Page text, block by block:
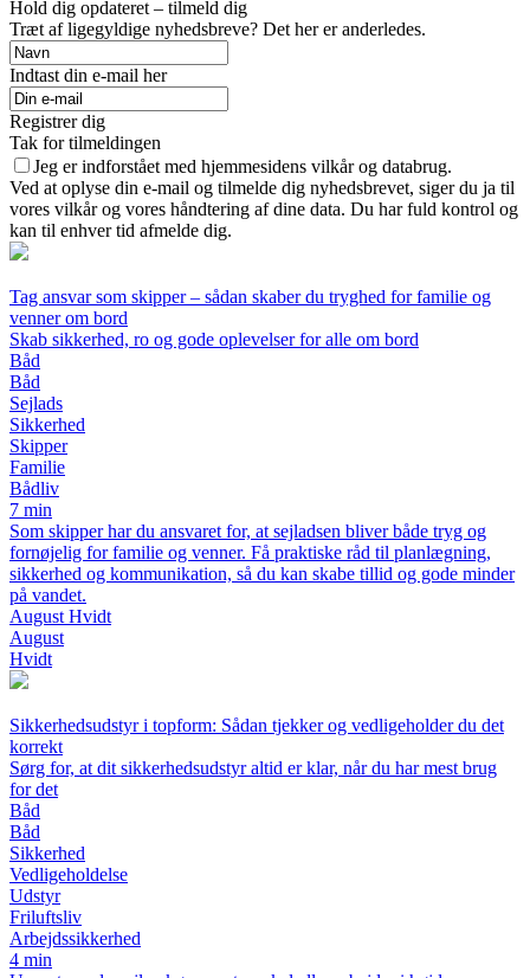
Hold dig opdateret – tilmeld dig
Træt af ligegyldige nyhedsbreve? Det her er anderledes.
Indtast din e-mail her
Registrer dig
Tak for tilmeldingen
Jeg er indforstået med hjemmesidens vilkår og databrug.
Ved at oplyse din e-mail og tilmelde dig nyhedsbrevet, siger du ja til
vores vilkår og vores håndtering af dine data. Du har fuld kontrol og
kan til enhver tid afmelde dig.
Tag ansvar som skipper – sådan skaber du tryghed for familie og
venner om bord
Skab sikkerhed, ro og gode oplevelser for alle om bord
Båd
Båd
Sejlads
Sikkerhed
Skipper
Familie
Bådliv
7 min
Som skipper har du ansvaret for, at sejladsen bliver både tryg og
fornøjelig for familie og venner. Få praktiske råd til planlægning,
sikkerhed og kommunikation, så du kan skabe tillid og gode minder
på vandet.
August Hvidt
August
Hvidt
Sikkerhedsudstyr i topform: Sådan tjekker og vedligeholder du det
korrekt
Sørg for, at dit sikkerhedsudstyr altid er klar, når du har mest brug
for det
Båd
Båd
Sikkerhed
Vedligeholdelse
Udstyr
Friluftsliv
Arbejdssikkerhed
4 min